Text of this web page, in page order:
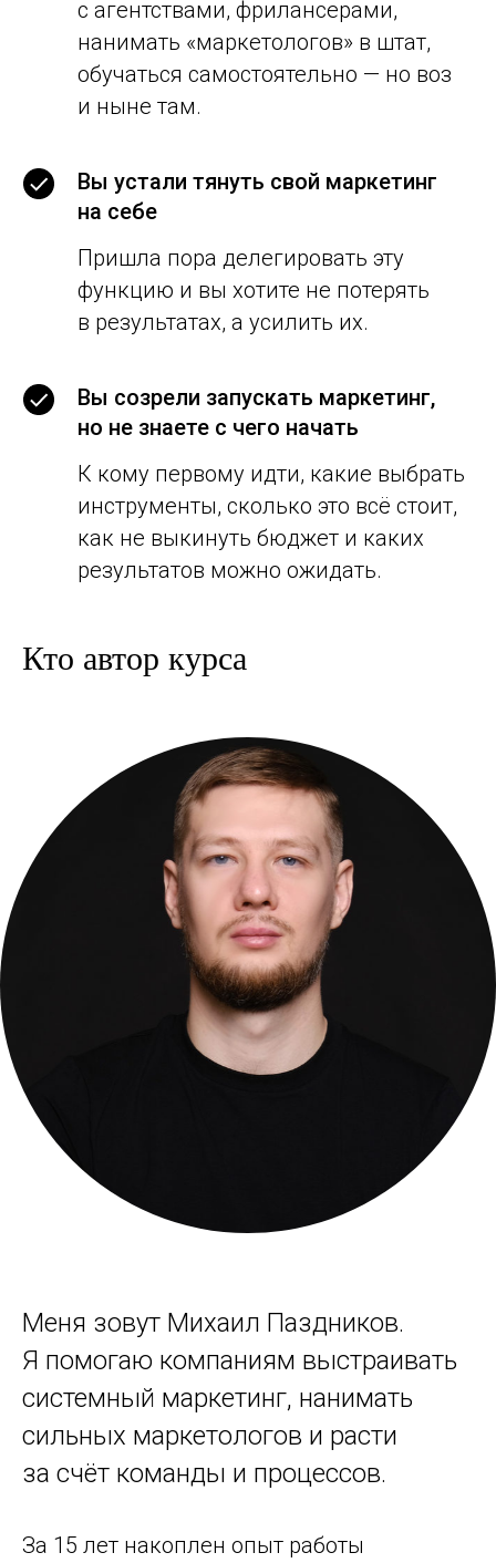
с агентствами, фрилансерами,
нанимать «маркетологов» в штат,
обучаться самостоятельно — но воз
и ныне там.
Вы устали тянуть свой маркетинг
на себе
Пришла пора делегировать эту
функцию и вы хотите не потерять
в результатах, а усилить их.
Вы созрели запускать маркетинг,
но не знаете с чего начать
К кому первому идти, какие выбрать
инструменты, сколько это всё стоит,
как не выкинуть бюджет и каких
результатов можно ожидать.
Кто автор курса
Меня зовут Михаил Паздников.
Я помогаю компаниям выстраивать
системный маркетинг, нанимать
сильных маркетологов и расти
за счёт команды и процессов.
За 15 лет накоплен опыт работы